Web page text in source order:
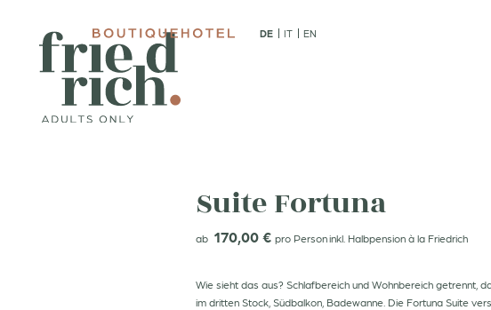
DE IT EN
Die Gastgeber
Empfohlen von
Gutscheine
Suite Fortuna
ab 170,00 € pro Personinkl. Halbpension à la Friedrich
Wie sieht das aus? Schlafbereich und Wohnbereich getrennt,
im dritten Stock, Südbalkon, Badewanne. Die Fortuna Suite